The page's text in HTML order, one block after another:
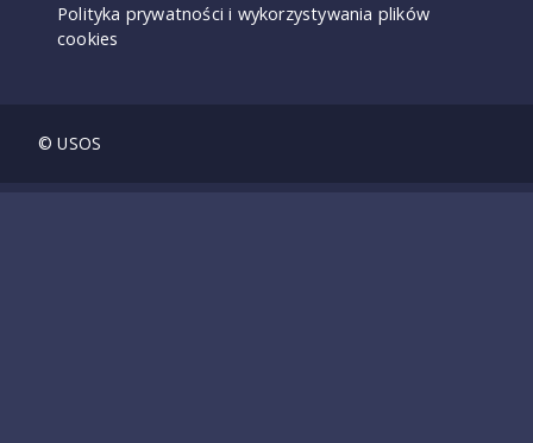
© USOS
Polityka prywatności i wykorzystywania plików
cookies